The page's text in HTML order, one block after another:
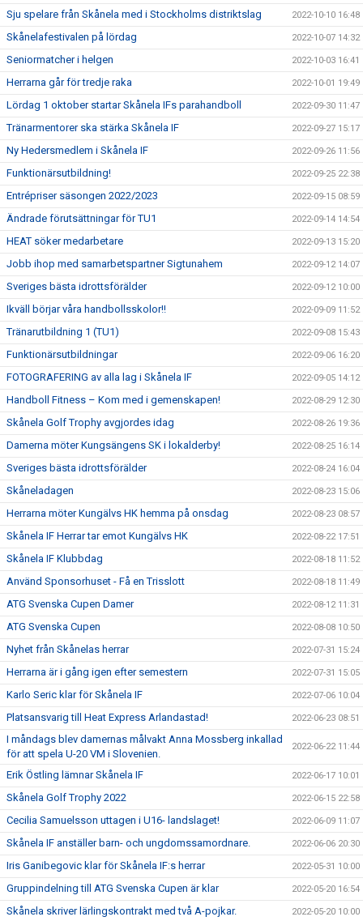
Sju spelare från Skånela med i Stockholms distriktslag 2022-10-10 16:48
Skånelafestivalen på lördag 2022-10-07 14:32
Seniormatcher i helgen 2022-10-03 16:41
Herrarna går för tredje raka 2022-10-01 19:49
Lördag 1 oktober startar Skånela IFs parahandboll 2022-09-30 11:47
Tränarmentorer ska stärka Skånela IF 2022-09-27 15:17
Ny Hedersmedlem i Skånela IF 2022-09-26 11:56
Funktionärsutbildning! 2022-09-25 22:38
Entrépriser säsongen 2022/2023 2022-09-15 08:59
Ändrade förutsättningar för TU1 2022-09-14 14:54
HEAT söker medarbetare 2022-09-13 15:20
Jobb ihop med samarbetspartner Sigtunahem 2022-09-12 14:07
Sveriges bästa idrottsförälder 2022-09-12 10:00
Ikväll börjar våra handbollsskolor!! 2022-09-09 11:52
Tränarutbildning 1 (TU1) 2022-09-08 15:43
Funktionärsutbildningar 2022-09-06 16:20
FOTOGRAFERING av alla lag i Skånela IF 2022-09-05 14:12
Handboll Fitness – Kom med i gemenskapen! 2022-08-29 12:30
Skånela Golf Trophy avgjordes idag 2022-08-26 19:36
Damerna möter Kungsängens SK i lokalderby! 2022-08-25 16:14
Sveriges bästa idrottsförälder 2022-08-24 16:04
Skåneladagen 2022-08-23 15:06
Herrarna möter Kungälvs HK hemma på onsdag 2022-08-23 08:57
Skånela IF Herrar tar emot Kungälvs HK 2022-08-22 17:51
Skånela IF Klubbdag 2022-08-18 11:52
Använd Sponsorhuset - Få en Trisslott 2022-08-18 11:49
ATG Svenska Cupen Damer 2022-08-12 11:31
ATG Svenska Cupen 2022-08-08 10:50
Nyhet från Skånelas herrar 2022-07-31 15:24
Herrarna är i gång igen efter semestern 2022-07-31 15:05
Karlo Seric klar för Skånela IF 2022-07-06 10:04
Platsansvarig till Heat Express Arlandastad! 2022-06-23 08:51
I måndags blev damernas målvakt Anna Mossberg inkallad
för att spela U-20 VM i Slovenien.
2022-06-22 11:44
Erik Östling lämnar Skånela IF 2022-06-17 10:01
Skånela Golf Trophy 2022 2022-06-15 22:58
Cecilia Samuelsson uttagen i U16- landslaget! 2022-06-09 11:07
Skånela IF anställer barn- och ungdomssamordnare. 2022-06-06 20:30
Iris Ganibegovic klar för Skånela IF:s herrar 2022-05-31 10:00
Gruppindelning till ATG Svenska Cupen är klar 2022-05-20 16:54
Skånela skriver lärlingskontrakt med två A-pojkar. 2022-05-20 10:00